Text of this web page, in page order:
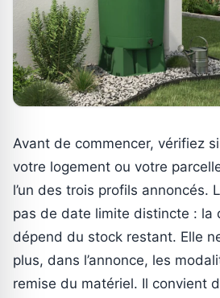
Avant de commencer, vérifiez
votre logement ou votre
l’un des trois profils annoncés.
pas de date limite distincte : la
dépend du stock restant. Elle
plus, dans l’annonce, les
remise du matériel. Il convient